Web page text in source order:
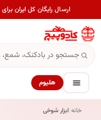
ارسال رایگان کل ایران برای خریدهای
هلیوم
خانه ابزار شوخی